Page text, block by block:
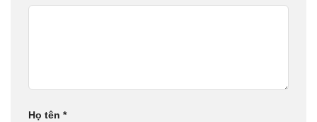
Họ tên *